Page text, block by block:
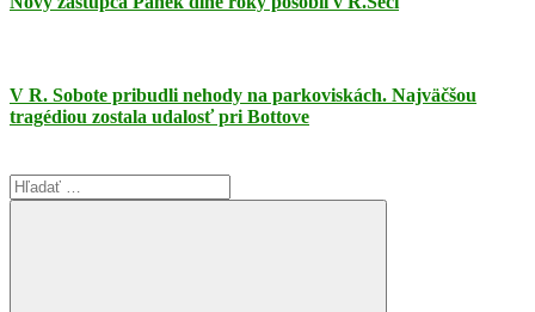
V R. Sobote pribudli nehody na parkoviskách. Najväčšou
tragédiou zostala udalosť pri Bottove
Search
for: